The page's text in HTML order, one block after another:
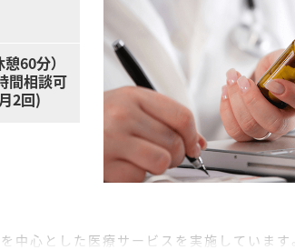
60分）
間相談可
2回)
心とした医療サービスを実施しています。